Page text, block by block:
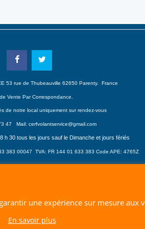
53 rue de Thubeauville 62650 Parenty. France
Vente Par Correspondance.
de notre local uniquement sur rendez-vous
47 Mail: cerfvolantservice@gmail.com
h 30 tous les jours sauf le Dimanche et jours fériés
383 00047 TVA: FR 144 01 633 383 Code APE: 4765Z
une expérience sur mesure aux
En savoir plus